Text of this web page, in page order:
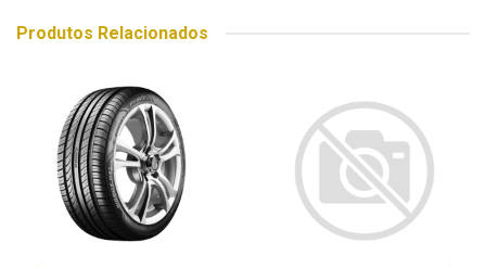
Produtos Relacionados